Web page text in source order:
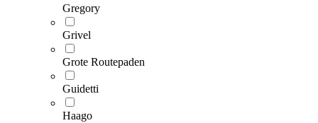
Gregory
Grivel
Grote Routepaden
Guidetti
Haago